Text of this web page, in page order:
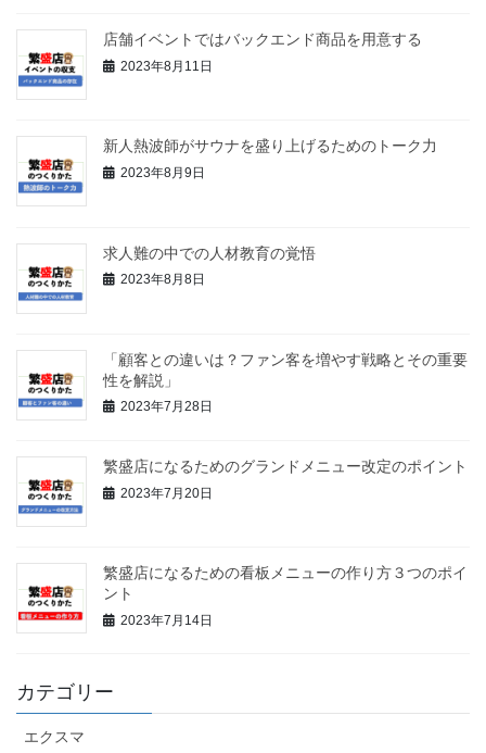
店舗イベントではバックエンド商品を用意する
2023年8月11日
新人熱波師がサウナを盛り上げるためのトーク力
2023年8月9日
求人難の中での人材教育の覚悟
2023年8月8日
「顧客との違いは？ファン客を増やす戦略とその重要
性を解説」
2023年7月28日
繁盛店になるためのグランドメニュー改定のポイント
2023年7月20日
繁盛店になるための看板メニューの作り方３つのポイ
ント
2023年7月14日
カテゴリー
エクスマ